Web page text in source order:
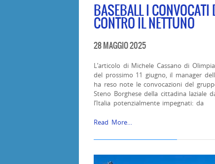
BASEBALL I CONVOCATI
CONTRO IL NETTUNO
28 MAGGIO 2025
L’articolo di Michele Cassano di
del prossimo 11 giugno, il manager
ha reso note le convocazioni del
Steno Borghese della cittadina laziale
l’Italia potenzialmente impegnati: da
Read More…